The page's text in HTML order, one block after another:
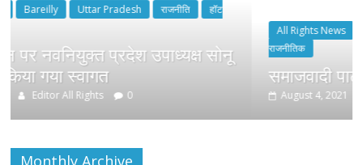
राजनीति हॉट
सोनू
Uttar Pradesh
राजनीतिक
समाजवादी पार्टी ने किया महंगाई के
Editor All Rights 0